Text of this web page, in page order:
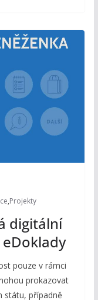
,Projekty
digitální
pouze v rámci
prokazovat
státu, případně